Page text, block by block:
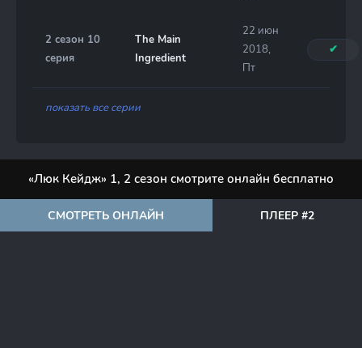
2 сезон 10
серия
The Main
Ingredient
22 июн
2018,
Пт
✔
показать все серии
«Люк Кейдж» 1, 2 сезон смотрите онлайн бесплатно
СМОТРЕТЬ ОНЛАЙН ПЛЕЕР #2